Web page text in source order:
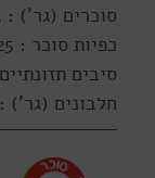
סוכרים (גר') : 17.4
כפיות סוכר : 4.25
סיבים תזונתיים
חלבונים (גר') : 9.5